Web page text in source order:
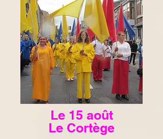
Le 15 août
Le Cortège